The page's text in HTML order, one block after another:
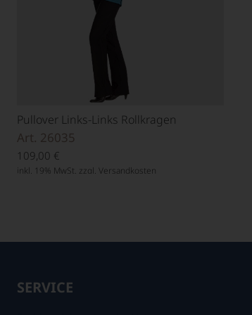
Pullover Links-Links Rollkragen
Art. 26035
109,00 €
inkl. 19% MwSt. zzgl. Versandkosten
SERVICE